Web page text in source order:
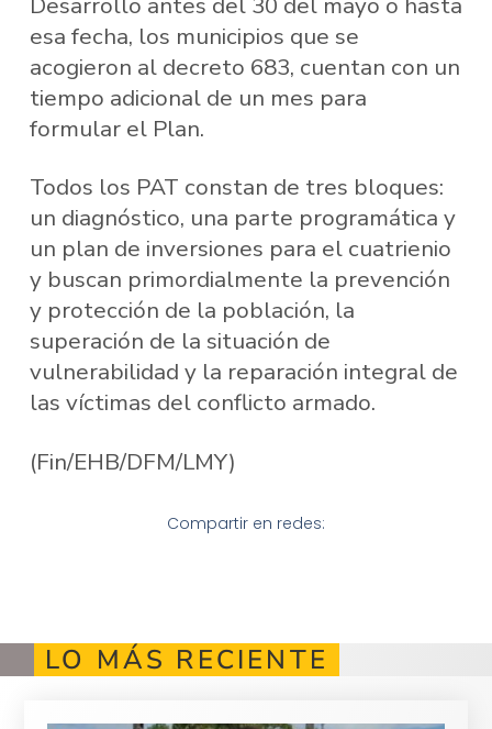
esa fecha, los municipios que se
acogieron al decreto 683, cuentan con un
tiempo adicional de un mes para
formular el Plan.
Todos los PAT constan de tres bloques:
un diagnóstico, una parte programática y
un plan de inversiones para el cuatrienio
y buscan primordialmente la prevención
y protección de la población, la
superación de la situación de
vulnerabilidad y la reparación integral de
las víctimas del conflicto armado.
(Fin/EHB/DFM/LMY)
Compartir en redes:
LO MÁS RECIENTE